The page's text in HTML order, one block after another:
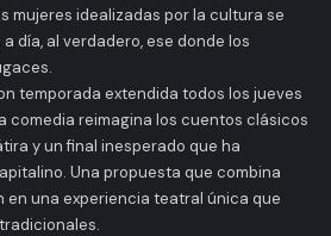
mujeres idealizadas por la cultura se
día, al verdadero, ese donde los
temporada extendida todos los jueves
comedia reimagina los cuentos clásicos
y un final inesperado que ha
Una propuesta que combina
en una experiencia teatral única que